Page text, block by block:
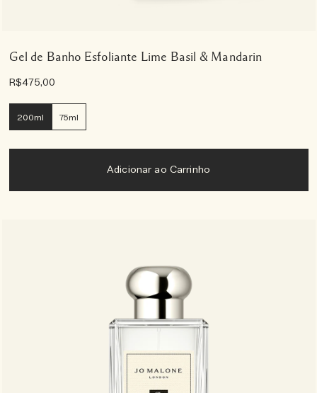
Gel de Banho Esfoliante Lime Basil & Mandarin
R$475,00
200ml 75ml
Adicionar ao Carrinho